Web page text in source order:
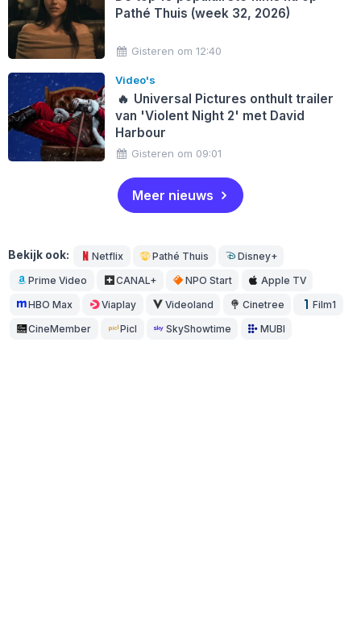
Pathé Thuis (week 32, 2026)
Gisteren om 12:40
Video's
🔥 Universal Pictures onthult trailer
van 'Violent Night 2' met David
Harbour
Gisteren om 09:01
Meer nieuws
Bekijk ook: Netflix Pathé Thuis Disney+
Prime Video CANAL+ NPO Start Apple TV
HBO Max Viaplay Videoland Cinetree Film1
CineMember Picl SkyShowtime MUBI